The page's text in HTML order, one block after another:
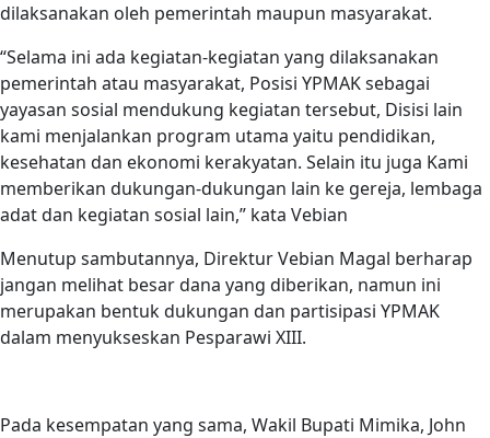
dilaksanakan oleh pemerintah maupun masyarakat.
“Selama ini ada kegiatan-kegiatan yang dilaksanakan
pemerintah atau masyarakat, Posisi YPMAK sebagai
yayasan sosial mendukung kegiatan tersebut, Disisi lain
kami menjalankan program utama yaitu pendidikan,
kesehatan dan ekonomi kerakyatan. Selain itu juga Kami
memberikan dukungan-dukungan lain ke gereja, lembaga
adat dan kegiatan sosial lain,” kata Vebian
Menutup sambutannya, Direktur Vebian Magal berharap
jangan melihat besar dana yang diberikan, namun ini
merupakan bentuk dukungan dan partisipasi YPMAK
dalam menyukseskan Pesparawi XIII.
Pada kesempatan yang sama, Wakil Bupati Mimika, John